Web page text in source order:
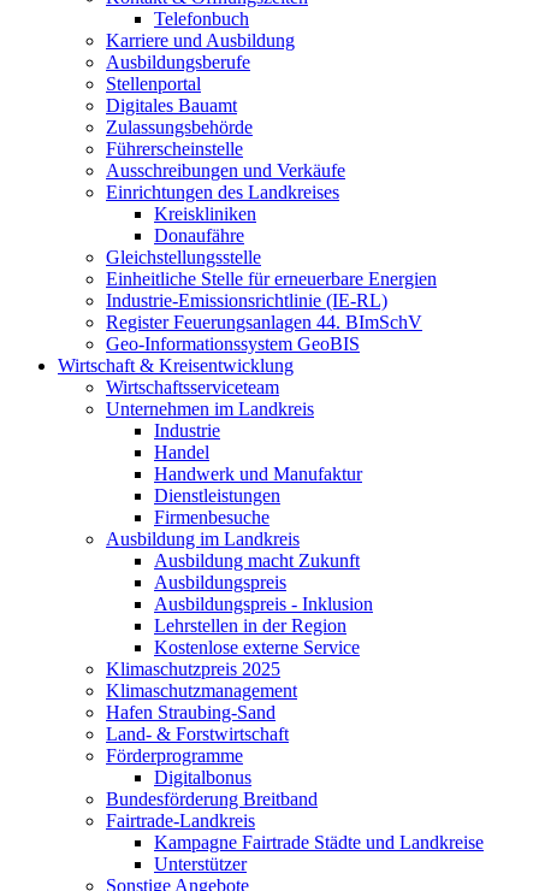
Telefonbuch
Karriere und Ausbildung
Ausbildungsberufe
Stellenportal
Digitales Bauamt
Zulassungsbehörde
Führerscheinstelle
Ausschreibungen und Verkäufe
Einrichtungen des Landkreises
Kreiskliniken
Donaufähre
Gleichstellungsstelle
Einheitliche Stelle für erneuerbare Energien
Industrie-Emissionsrichtlinie (IE-RL)
Register Feuerungsanlagen 44. BImSchV
Geo-Informationssystem GeoBIS
Wirtschaft & Kreisentwicklung
Wirtschaftsserviceteam
Unternehmen im Landkreis
Industrie
Handel
Handwerk und Manufaktur
Dienstleistungen
Firmenbesuche
Ausbildung im Landkreis
Ausbildung macht Zukunft
Ausbildungspreis
Ausbildungspreis - Inklusion
Lehrstellen in der Region
Kostenlose externe Service
Klimaschutzpreis 2025
Klimaschutzmanagement
Hafen Straubing-Sand
Land- & Forstwirtschaft
Förderprogramme
Digitalbonus
Bundesförderung Breitband
Fairtrade-Landkreis
Kampagne Fairtrade Städte und Landkreise
Unterstützer
Sonstige Angebote